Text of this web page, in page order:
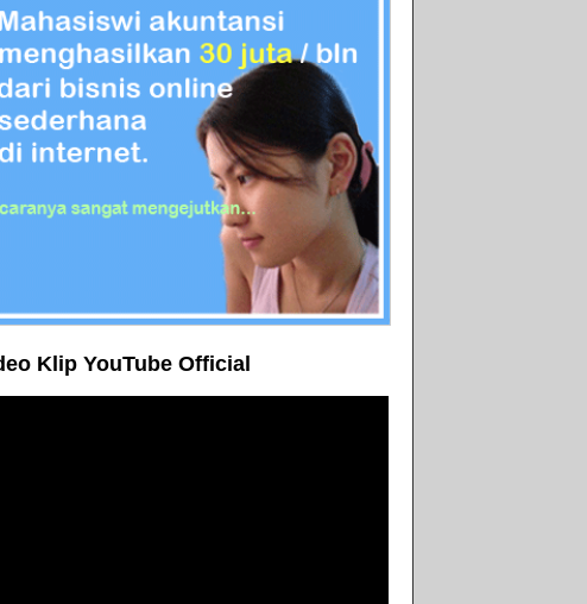
Klip YouTube Official